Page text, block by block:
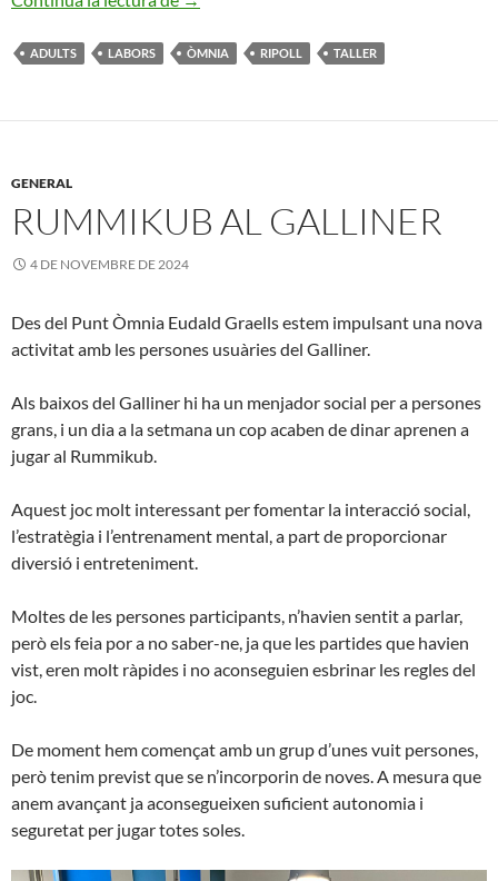
ADULTS LABORS ÒMNIA RIPOLL TALLER
GENERAL
RUMMIKUB AL GALLINER
4 DE NOVEMBRE DE 2024
Des del Punt Òmnia Eudald Graells estem impulsant una nova
activitat amb les persones usuàries del Galliner.
Als baixos del Galliner hi ha un menjador social per a persones
grans, i un dia a la setmana un cop acaben de dinar aprenen a
jugar al Rummikub.
Aquest joc molt interessant per fomentar la interacció social,
l’estratègia i l’entrenament mental, a part de proporcionar
diversió i entreteniment.
Moltes de les persones participants, n’havien sentit a parlar,
però els feia por a no saber-ne, ja que les partides que havien
vist, eren molt ràpides i no aconseguien esbrinar les regles del
joc.
De moment hem començat amb un grup d’unes vuit persones,
però tenim previst que se n’incorporin de noves. A mesura que
anem avançant ja aconsegueixen suficient autonomia i
seguretat per jugar totes soles.